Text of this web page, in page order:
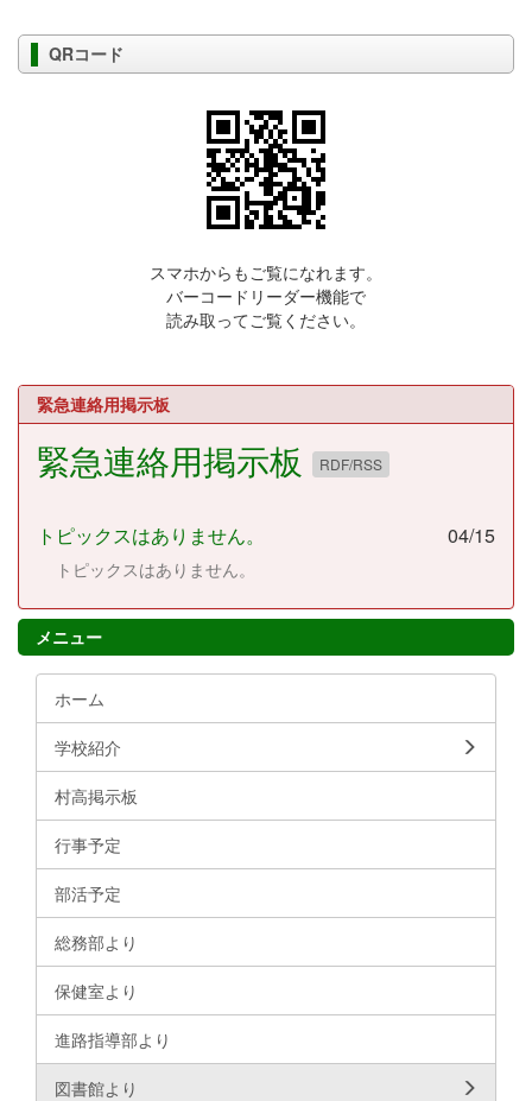
QRコード
スマホからもご覧になれます。
バーコードリーダー機能で
読み取ってご覧ください。
緊急連絡用掲示板
緊急連絡用掲示板 RDF/RSS
トピックスはありません。 04/15
トピックスはありません。
メニュー
ホーム
学校紹介
村高掲示板
行事予定
部活予定
総務部より
保健室より
進路指導部より
図書館より